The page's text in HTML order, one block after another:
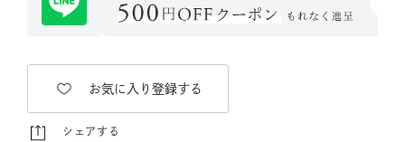
お気に入り登録する
シェアする